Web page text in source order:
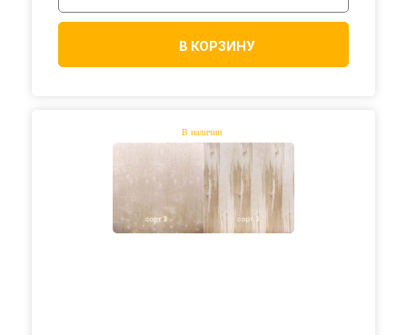
В КОРЗИНУ